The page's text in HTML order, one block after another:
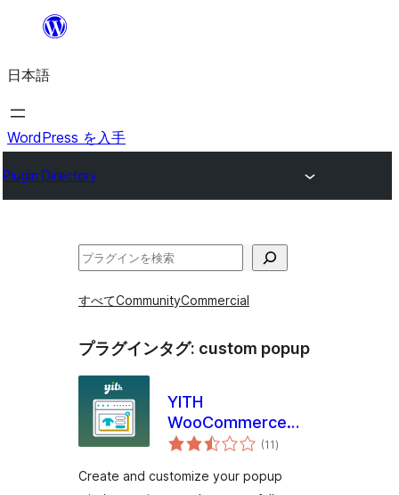
を
ス
キ
プ
日本語
WordPress を入手
Plugin Directory
検
すべてCommunityCommercial
プラグインタグ: custom popup
YITH
WooCommerce
Popup
(11個
の
価
)
Create and customize your popup